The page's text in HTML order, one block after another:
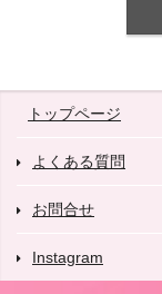
トップページ
よくある質問
お問合せ
Instagram